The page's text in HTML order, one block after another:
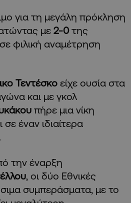
για τη μεγάλη πρόκληση
με 2-0της
σε φιλική αναμέτρηση
Τεντέσκο είχε ουσία στα
και με γκολ
πήρε μια νίκη
έναν ιδιαίτερα
την έναρξη
, οι δύο Εθνικές
συμπεράσματα, με το